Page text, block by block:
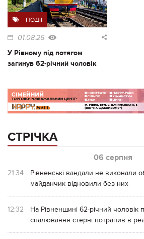
ПОДІЇ
01.08.26
У Рівному під потягом
загинув 62-річний чоловік
СТРІЧКА
06 серпня
21:34
Рівненські вандали не виконали
майданчик відновили без них
12:32
На Рівненщині 62-річний чоловік
спалювання стерні потрапив в